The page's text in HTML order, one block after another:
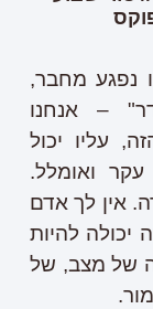
נפגע מחבר,
– אנחנו
עליו יכול
ואומלל.
אין לך אדם
להיות
של מצב, של